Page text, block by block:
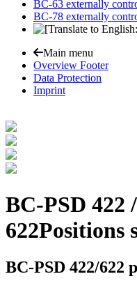
BC-63 externally
BC-78 externally
Main menu
Overview Footer
Data Protection
Imprint
BC-PSD 422
622Positions
BC-PSD 422/622